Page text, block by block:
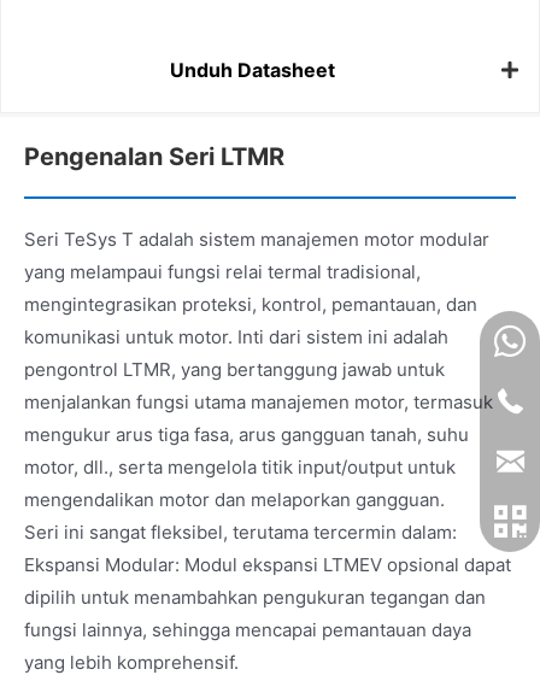
Unduh Datasheet
Pengenalan Seri LTMR
Seri TeSys T adalah sistem manajemen motor modular
yang melampaui fungsi relai termal tradisional,
mengintegrasikan proteksi, kontrol, pemantauan, dan
komunikasi untuk motor. Inti dari sistem ini adalah
pengontrol LTMR, yang bertanggung jawab untuk
menjalankan fungsi utama manajemen motor, termasuk
mengukur arus tiga fasa, arus gangguan tanah, suhu
motor, dll., serta mengelola titik input/output untuk
mengendalikan motor dan melaporkan gangguan.
Seri ini sangat fleksibel, terutama tercermin dalam:
Ekspansi Modular: Modul ekspansi LTMEV opsional dapat
dipilih untuk menambahkan pengukuran tegangan dan
fungsi lainnya, sehingga mencapai pemantauan daya
yang lebih komprehensif.